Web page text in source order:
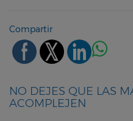
Compartir
NO DEJES QUE LAS
ACOMPLEJEN